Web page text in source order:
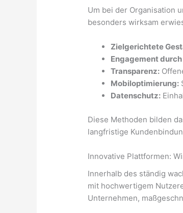
Um bei der Organisation
besonders wirksam
Zielgerichtete
Engagement
Transparenz:
Mobiloptimierung:
Datenschutz:
Diese Methoden bilden
langfristige
Innovative Plattformen:
Innerhalb des ständig
mit hochwertigem
Unternehmen,